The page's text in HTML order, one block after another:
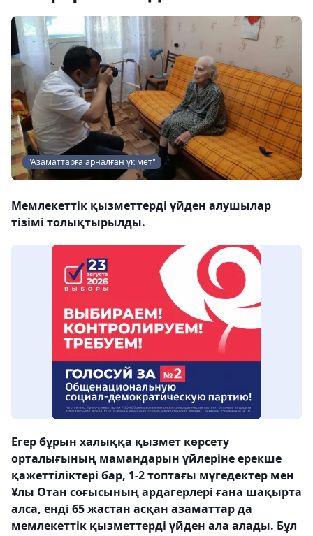
"Азаматтарға арналған үкімет"
Мемлекеттік қызметтерді үйден алушылар
тізімі толықтырылды.
Егер бұрын халыққа қызмет көрсету
орталығының мамандарын үйлеріне ерекше
қажеттіліктері бар, 1-2 топтағы мүгедектер мен
Ұлы Отан соғысының ардагерлері ғана шақырта
алса, енді 65 жастан асқан азаматтар да
мемлекеттік қызметтерді үйден ала алады. Бұл